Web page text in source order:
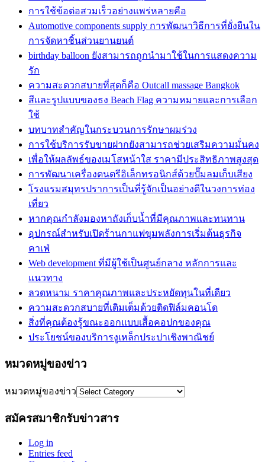
การใช้ข้อต่อสวมเร็วอย่างแพร่หลายคือ
Automotive components supply การพัฒนาวิธีการที่ยั่งยืนใน
การจัดหาชิ้นส่วนยานยนต์
birthday balloon ยังสามารถถูกนำมาใช้ในการแสดงความ
รัก
ความสะดวกสบายที่สุดก็คือ Outcall massage Bangkok
สีและรูปแบบของธง Beach Flag ความหมายและการเลือก
ใช้
บทบาทสำคัญในกระบวนการรักษาผมร่วง
การใช้บริการรับขายฝากยังสามารถช่วยเสริมความมั่นคง
เพื่อให้ผลลัพธ์ของเมโสหน้าใส ราคามีประสิทธิภาพสูงสุด
การพัฒนาเครื่องดนตรีอิเล็กทรอนิกส์ด้วยปั๊มลมเก็บเสียง
โรงแรมสมุทรปราการเป็นที่รู้จักเป็นอย่างดีในวงการท่อง
เที่ยว
หากคุณกำลังมองหาถังเก็บน้ำที่มีคุณภาพและทนทาน
อุปกรณ์สำหรับเปิดร้านกาแฟขุมพลังการเริ่มต้นธุรกิจ
คาเฟ่
Web development ที่มีผู้ใช้เป็นศูนย์กลาง หลักการและ
แนวทาง
ลวดหนาม ราคาคุณภาพและประหยัดทุนในที่เดียว
ความสะดวกสบายที่เติมเต็มด้วยติดฟิล์มคอนโด
สิ่งที่คุณต้องรู้ขณะออกแบบเสื้อคอปกของคุณ
ประโยชน์ของบริการงูเหล็กประปาเชิงพาณิชย์
หมวดหมู่ของข่าว
หมวดหมู่ของข่าว
สมัครสมาชิกรับข่าวสาร
Log in
Entries feed